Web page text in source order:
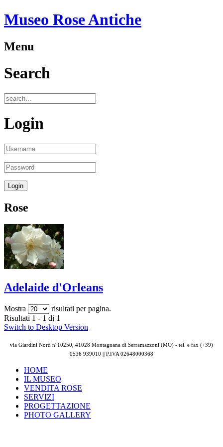
Museo Rose Antiche
Menu
Search
Login
Rose
Adelaide d'Orleans
Mostra
risultati per pagina.
Risultati 1 - 1 di 1
Switch to Desktop Version
via Giardini Nord n°10250, 41028 Montagnana di Serramazzoni (MO) - tel. e fax (+39)
0536 939010 || P.IVA02648000368
HOME
IL MUSEO
VENDITA ROSE
SERVIZI
PROGETTAZIONE
PHOTO GALLERY